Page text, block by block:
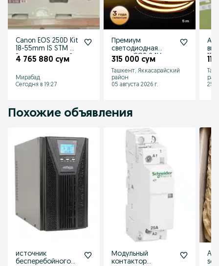
Canon EOS 250D Kit
18-55mm IS STM —
В идеале, полный
4 765 880 сум
Мирабад
Сегодня в 19:27
Премиум
светодиодная
лента COB 24V.
Сплошной свет
без точек.
315 000 сум
Ташкент, Яккасарайский
район
05 августа 2026 г.
25
Похожие объявления
источник
бесперебойного
Модульный
контактор